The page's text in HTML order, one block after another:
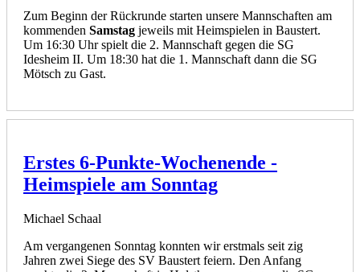
Zum Beginn der Rückrunde starten unsere Mannschaften am
kommenden Samstag jeweils mit Heimspielen in Baustert.
Um 16:30 Uhr spielt die 2. Mannschaft gegen die SG
Idesheim II. Um 18:30 hat die 1. Mannschaft dann die SG
Mötsch zu Gast.
Erstes 6-Punkte-Wochenende -
Heimspiele am Sonntag
Michael Schaal
Am vergangenen Sonntag konnten wir erstmals seit zig
Jahren zwei Siege des SV Baustert feiern. Den Anfang